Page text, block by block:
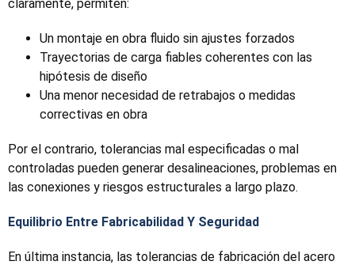
claramente, permiten:
Un montaje en obra fluido sin ajustes forzados
Trayectorias de carga fiables coherentes con las
hipótesis de diseño
Una menor necesidad de retrabajos o medidas
correctivas en obra
Por el contrario, tolerancias mal especificadas o mal
controladas pueden generar desalineaciones, problemas en
las conexiones y riesgos estructurales a largo plazo.
Equilibrio Entre Fabricabilidad Y Seguridad
En última instancia, las tolerancias de fabricación del acero